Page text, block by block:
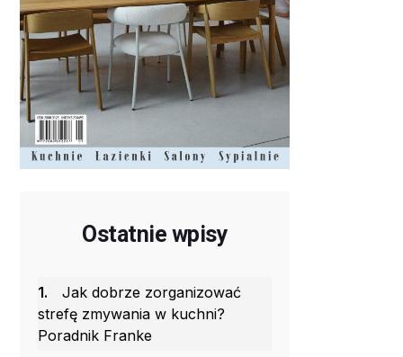
Ostatnie wpisy
1.
Jak dobrze zorganizować
strefę zmywania w kuchni?
Poradnik Franke